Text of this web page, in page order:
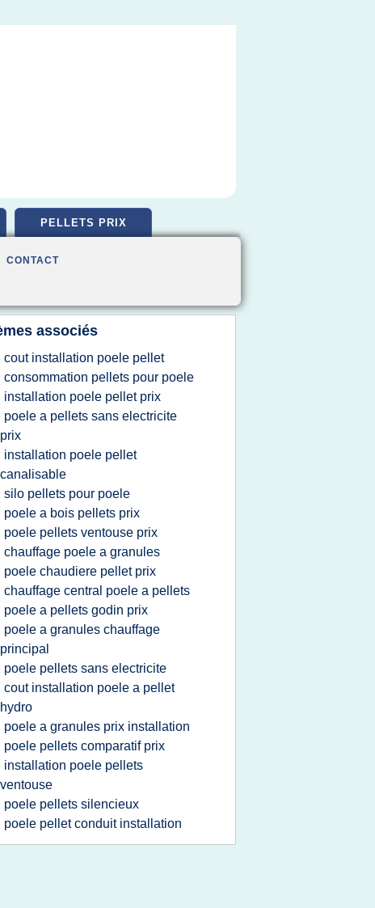
PELLETS PRIX
CONTACT
associés
cout installation poele pellet
consommation pellets pour poele
installation poele pellet prix
poele a pellets sans electricite
prix
installation poele pellet
canalisable
silo pellets pour poele
poele a bois pellets prix
poele pellets ventouse prix
chauffage poele a granules
poele chaudiere pellet prix
chauffage central poele a pellets
poele a pellets godin prix
poele a granules chauffage
principal
poele pellets sans electricite
cout installation poele a pellet
hydro
poele a granules prix installation
poele pellets comparatif prix
installation poele pellets
ventouse
poele pellets silencieux
poele pellet conduit installation